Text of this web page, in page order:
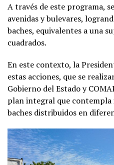
A través de este programa,
avenidas y bulevares,
baches, equivalentes a una
cuadrados.
En este contexto, la
estas acciones, que se
Gobierno del Estado y
plan integral que
baches distribuidos en